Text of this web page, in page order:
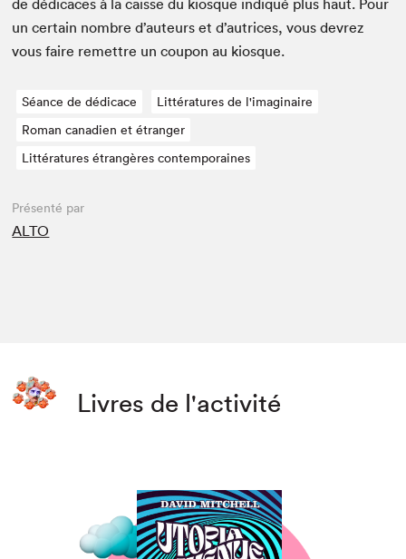
de dédi­caces à la caisse du kiosque indiqué plus haut. Pour
un cer­tain nom­bre d’auteurs et d’autrices, vous devrez
vous faire remet­tre un coupon au kiosque.
Séance de dédicace
Littératures de l'imaginaire
Roman canadien et étranger
Littératures étrangères contemporaines
Présenté par
ALTO
Livres de l'activité